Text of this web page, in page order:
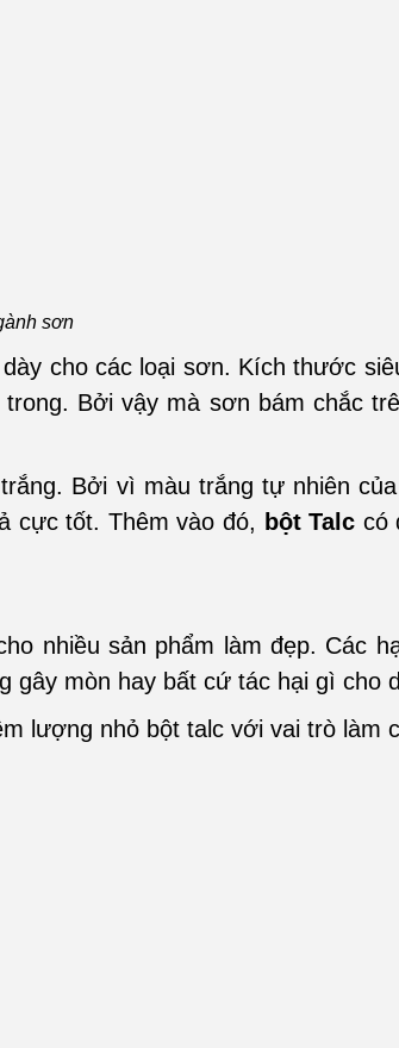
sơn
cho các loại sơn. Kích thước
Bởi vậy mà sơn bám chắc
Bởi vì màu trắng tự nhiên
cực tốt. Thêm vào đó, bột Talc có
nhiều sản phẩm làm đẹp. Các
gây mòn hay bất cứ tác hại gì cho
lượng nhỏ bột talc với vai trò làm